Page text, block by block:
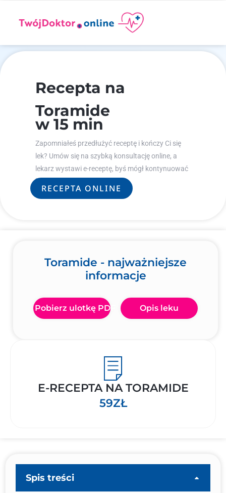
Recepta na
Toramide
w 15 min
Zapomniałeś przedłużyć receptę i kończy Ci się
lek? Umów się na szybką konsultację online, a
lekarz wystawi e-receptę, byś mógł kontynuować
leczenie.
RECEPTA ONLINE
Toramide - najważniejsze
informacje
Pobierz ulotkę PDF Opis leku
E-RECEPTA NA TORAMIDE
59ZŁ
Spis treści